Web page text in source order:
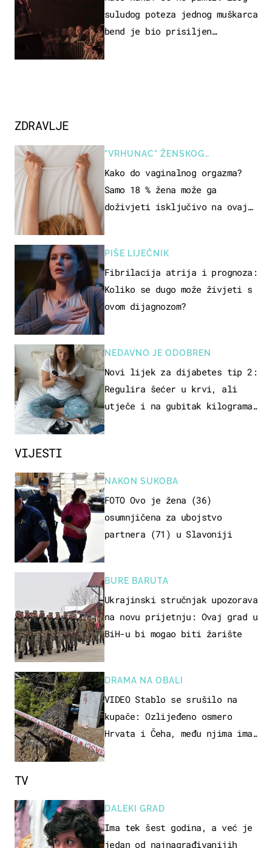
VIJESTI
NAKON SUKOBA
FOTO Ovo je žena (36)
osumnjičena za ubojstvo
partnera (71) u Slavoniji
BURE BARUTA
Ukrajinski stručnjak upozorava
na novu prijetnju: Ovaj grad u
BiH-u bi mogao biti žarište
DRAMA NA OBALI
VIDEO Stablo se srušilo na
kupače: Ozlijeđeno osmero
Hrvata i Čeha, među njima ima
suludog poteza jednog muškarca
bend je bio prisiljen
ZDRAVLJE
"VRHUNAC" ŽENSKOG
SEKSUALNOG ISKUSTVA
Kako do vaginalnog orgazma?
Samo 18 % žena može ga
doživjeti isključivo na ovaj
PIŠE LIJEČNIK
Fibrilacija atrija i prognoza:
Koliko se dugo može živjeti s
ovom dijagnozom?
NEDAVNO JE ODOBREN
Novi lijek za dijabetes tip 2:
Regulira šećer u krvi, ali
utječe i na gubitak kilograma!
TV
DALEKI GRAD
Ima tek šest godina, a već je
jedan od najnagrađivanijih